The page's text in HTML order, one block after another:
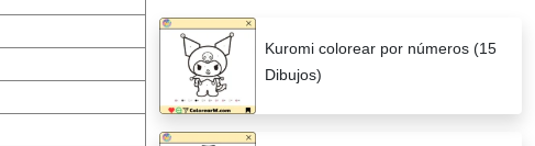
Kuromi colorear por números (15
Dibujos)